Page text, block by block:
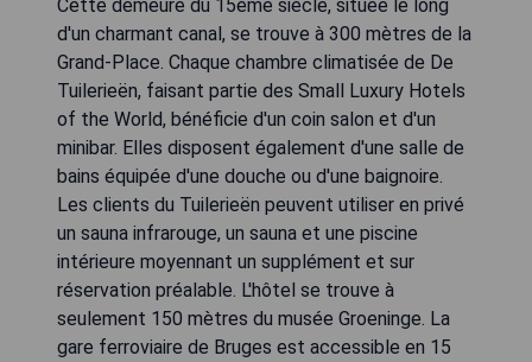
Cette demeure du 15ème siècle, située le long
d'un charmant canal, se trouve à 300 mètres de la
Grand-Place. Chaque chambre climatisée de De
Tuilerieën, faisant partie des Small Luxury Hotels
of the World, bénéficie d'un coin salon et d'un
minibar. Elles disposent également d'une salle de
bains équipée d'une douche ou d'une baignoire.
Les clients du Tuilerieën peuvent utiliser en privé
un sauna infrarouge, un sauna et une piscine
intérieure moyennant un supplément et sur
réservation préalable. L'hôtel se trouve à
seulement 150 mètres du musée Groeninge. La
gare ferroviaire de Bruges est accessible en 15